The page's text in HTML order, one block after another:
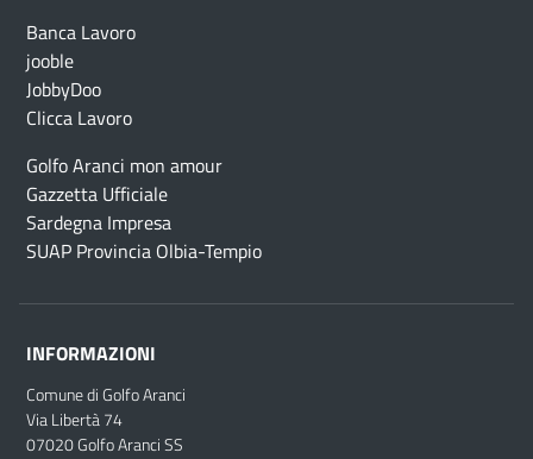
Banca Lavoro
jooble
JobbyDoo
Clicca Lavoro
Golfo Aranci mon amour
Gazzetta Ufficiale
Sardegna Impresa
SUAP Provincia Olbia-Tempio
INFORMAZIONI
Comune di Golfo Aranci
Via Libertà 74
07020 Golfo Aranci SS